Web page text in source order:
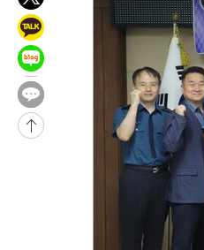
-6701초 전 >
[속보]'채상병 순직 책임'
-6567초 전 >
[속보]종합특검, '관저이
-3167초 전 >
민주 콩고 에볼라환자 4
-31033초 전 >
"낮 기온 소폭 하락"…
-30997초 전 >
[속보]이 대통령, '호우
선포
-30960초 전 >
[단독]중수청 지원 검
낮 최고 37도 찜통더
SK하이닉스, 용인·청
여자배구 이재영·이다
외국인 심판 성 접대 7